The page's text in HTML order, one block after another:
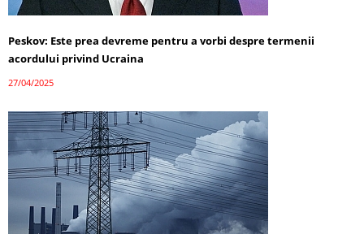
Peskov: Este prea devreme pentru a vorbi despre termenii
acordului privind Ucraina
27/04/2025